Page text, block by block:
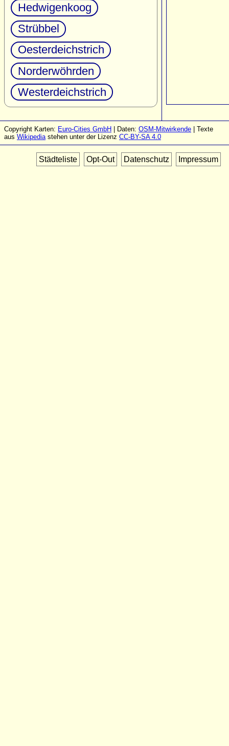
Hedwigenkoog
Strübbel
Oesterdeichstrich
Norderwöhrden
Westerdeichstrich
Copyright Karten: Euro-Cities GmbH | Daten: OSM-Mitwirkende | Texte
aus Wikipediastehen unter der Lizenz CC-BY-SA 4.0
Städteliste Opt-Out Datenschutz Impressum